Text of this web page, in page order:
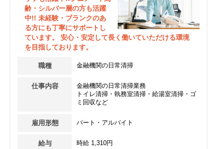
齢・シルバー層の方も活躍
中!! 未経験・ブランクのあ
る方にも丁寧にサポートし
ています。 安心・安定して長く働いていただける環境
を目指しております。
職種 金融機関の日常清掃
仕事内容
金融機関の日常清掃業務
トイレ清掃・執務室清掃・給湯室清掃・ゴ
ミ回収など
雇用形態 パート・アルバイト
給与 時給 1,310円